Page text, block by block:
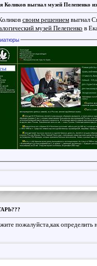
Коликов выгнал музей Пелепенко
своим решением выгнал
музей Пелепенко в
пожалуйста,как определить